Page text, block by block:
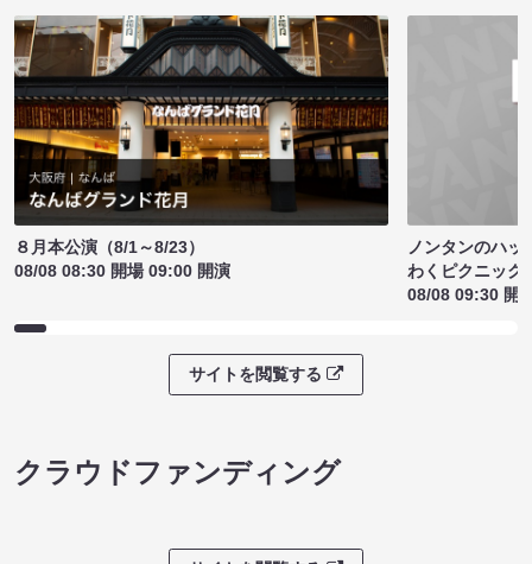
８月本公演（8/1～8/23）
08/08 08:30 開場 09:00 開演
ノンタンのハッ
わくピクニック
08/08 09:30 開
サイトを閲覧する
クラウドファンディング